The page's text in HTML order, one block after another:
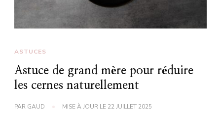
ASTUCES
Astuce de grand mère pour réduire
les cernes naturellement
PAR GAUD MISE À JOUR LE 22 JUILLET 2025